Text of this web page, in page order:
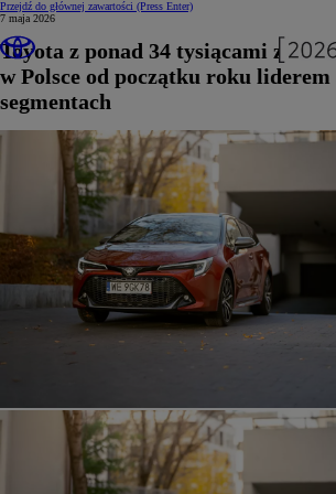
Przejdź do głównej zawartości (Press Enter)
7 maja 2026
Toyota z ponad 34 tysiącami
w Polsce od początku roku liderem
segmentach